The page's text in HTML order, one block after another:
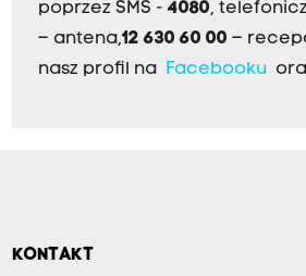
poprzez SMS - 4080,
– antena,12 630 60 00 –
nasz profil na
Facebooku
KONTAKT